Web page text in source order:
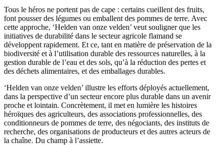
Tous le héros ne portent pas de cape : certains cueillent des fruits,
font pousser des légumes ou emballent des pommes de terre. Avec
cette approche, ‘Helden van onze velden’ veut souligner que les
initiatives de durabilité dans le secteur agricole flamand se
développent rapidement. Et ce, tant en matière de préservation de la
biodiversité et à l’utilisation durable des ressources naturelles, à la
gestion durable de l’eau et des sols, qu’à la réduction des pertes et
des déchets alimentaires, et des emballages durables.
‘Helden van onze velden’ illustre les efforts déployés actuellement,
dans la perspective d’un secteur encore plus durable dans un avenir
proche et lointain. Concrètement, il met en lumière les histoires
héroïques des agriculteurs, des associations professionnelles, des
conditionneurs de pommes de terre, des négociants, des instituts de
recherche, des organisations de producteurs et des autres acteurs de
la chaîne. Du champ à l’assiette.